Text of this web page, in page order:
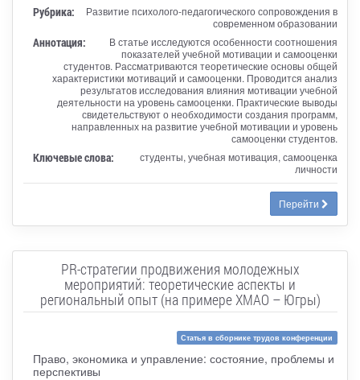
Рубрика:
Развитие психолого-педагогического сопровождения в
современном образовании
Аннотация:
В статье исследуются особенности соотношения
показателей учебной мотивации и самооценки
студентов. Рассматриваются теоретические основы общей
характеристики мотиваций и самооценки. Проводится анализ
результатов исследования влияния мотивации учебной
деятельности на уровень самооценки. Практические выводы
свидетельствуют о необходимости создания программ,
направленных на развитие учебной мотивации и уровень
самооценки студентов.
Ключевые слова:
студенты, учебная мотивация, самооценка
личности
Перейти
PR-стратегии продвижения молодежных
мероприятий: теоретические аспекты и
региональный опыт (на примере ХМАО – Югры)
Статья в сборнике трудов конференции
Право, экономика и управление: состояние, проблемы и
перспективы